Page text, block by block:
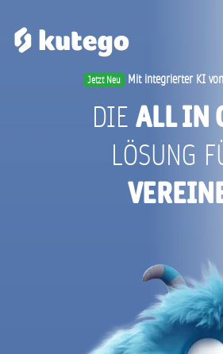
Jetzt Neu Mit integrierter KI
DIE ALL IN
LÖSUNG